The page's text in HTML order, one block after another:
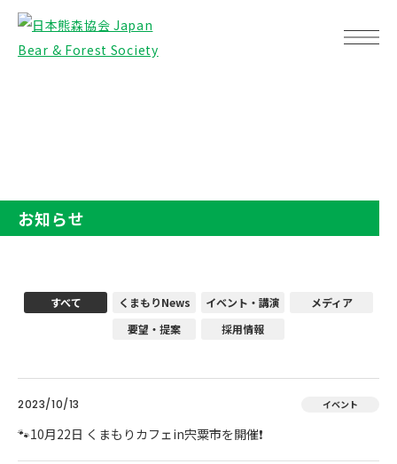
お知らせ
すべて くまもりNews イベント・講演
メディア
要望・提案
採用情報
2023/10/13 イベント
🐾10月22日 くまもりカフェin宍粟市を開催❗